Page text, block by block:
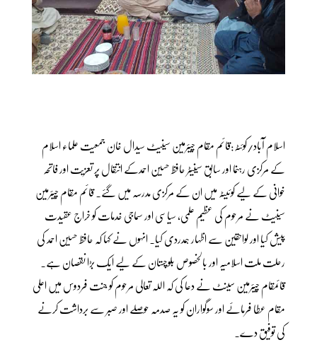
اسلام آباد/کوئٹہ:قائم مقام چیئرمین سینیٹ سیدال خان جمعیت علماء اسلام
کے مرکزی رہنما اور سابق سینیٹر حافظ حسین احمدکے انتقال پر تعزیت اور فاتحہ
خوانی کے لیے کوئیٹہ میں ان کے مرکزی مدرسہ میں گئے۔ قائم مقام چیئرمین
سینیٹ نے مرحوم کی عظیم علمی، سیاسی اور سماجی خدمات کو خراج عقیدت
پیش کیا اور لواحقین سے اظہار ہمدردی کیا۔ انہوں نے کہا کہ حافظ حسین احمد کی
رحلت ملت اسلامیہ اور بالخصوص بلوچستان کے لیے ایک بڑا نقصان ہے۔
قائمقام چیئرمین سینٹ نے دعا کی کہ اللہ تعالی مرحوم کو جنت فردوس میں اعلی
مقام عطا فرمائے اور سوگواران کو یہ صدمہ حوصلے اور صبر سے برداشت کرنے
کی توفیق دے۔